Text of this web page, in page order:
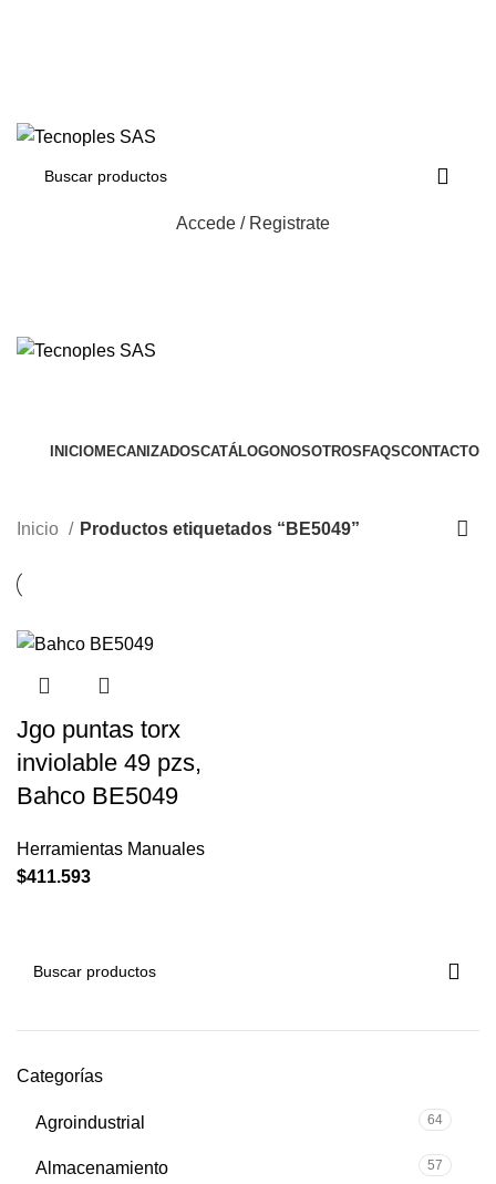
Accede / Registrate
INICIOMECANIZADOSCATÁLOGONOSOTROSFAQSCONTACTO
Categorías
Agroindustrial 64
Almacenamiento 57
Inicio Productos etiquetados “BE5049”
Jgo puntas torx
inviolable 49 pzs,
Bahco BE5049
Herramientas Manuales
$411.593